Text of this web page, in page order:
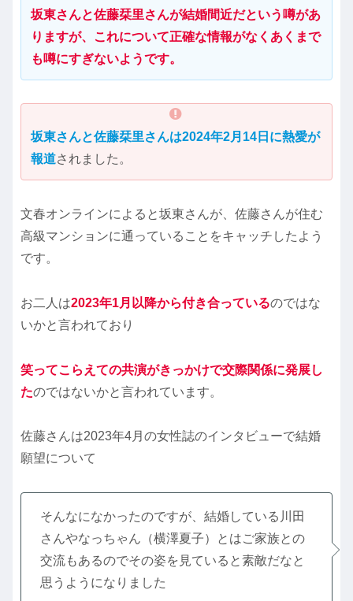
坂東さんと佐藤栞里さんが結婚間近だという噂があ
りますが、これについて正確な情報がなくあくまで
も噂にすぎないようです。
坂東さんと佐藤栞里さんは2024年2月14日に熱愛が
報道されました。
文春オンラインによると坂東さんが、佐藤さんが住む
高級マンションに通っていることをキャッチしたよう
です。
お二人は2023年1月以降から付き合っているのではな
いかと言われており
笑ってこらえての共演がきっかけで交際関係に発展し
たのではないかと言われています。
佐藤さんは2023年4月の女性誌のインタビューで結婚
願望について
そんなになかったのですが、結婚している川田
さんやなっちゃん（横澤夏子）とはご家族との
交流もあるのでその姿を見ていると素敵だなと
思うようになりました